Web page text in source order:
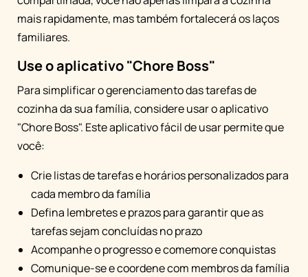
mais rapidamente, mas também fortalecerá os laços
familiares.
Use o aplicativo "Chore Boss"
Para simplificar o gerenciamento das tarefas de
cozinha da sua família, considere usar o aplicativo
"Chore Boss". Este aplicativo fácil de usar permite que
você:
Crie listas de tarefas e horários personalizados para
cada membro da família
Defina lembretes e prazos para garantir que as
tarefas sejam concluídas no prazo
Acompanhe o progresso e comemore conquistas
Comunique-se e coordene com membros da família